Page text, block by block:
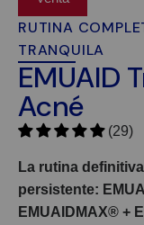
RUTINA
TRANQUILA
EMUAID
Acné
(29)
La rutina
persistente:
EMUAIDMAX® +